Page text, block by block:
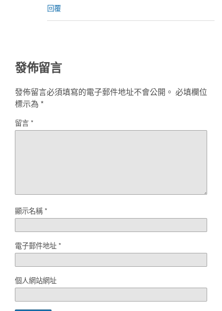
回覆
發佈留言
發佈留言必須填寫的電子郵件地址不會公開。 必填欄位
標示為 *
留言*
顯示名稱*
電子郵件地址*
個人網站網址